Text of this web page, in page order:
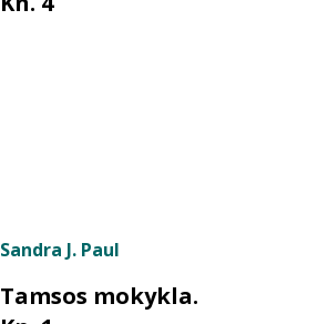
Sandra J. Paul
Tamsos mokykla.